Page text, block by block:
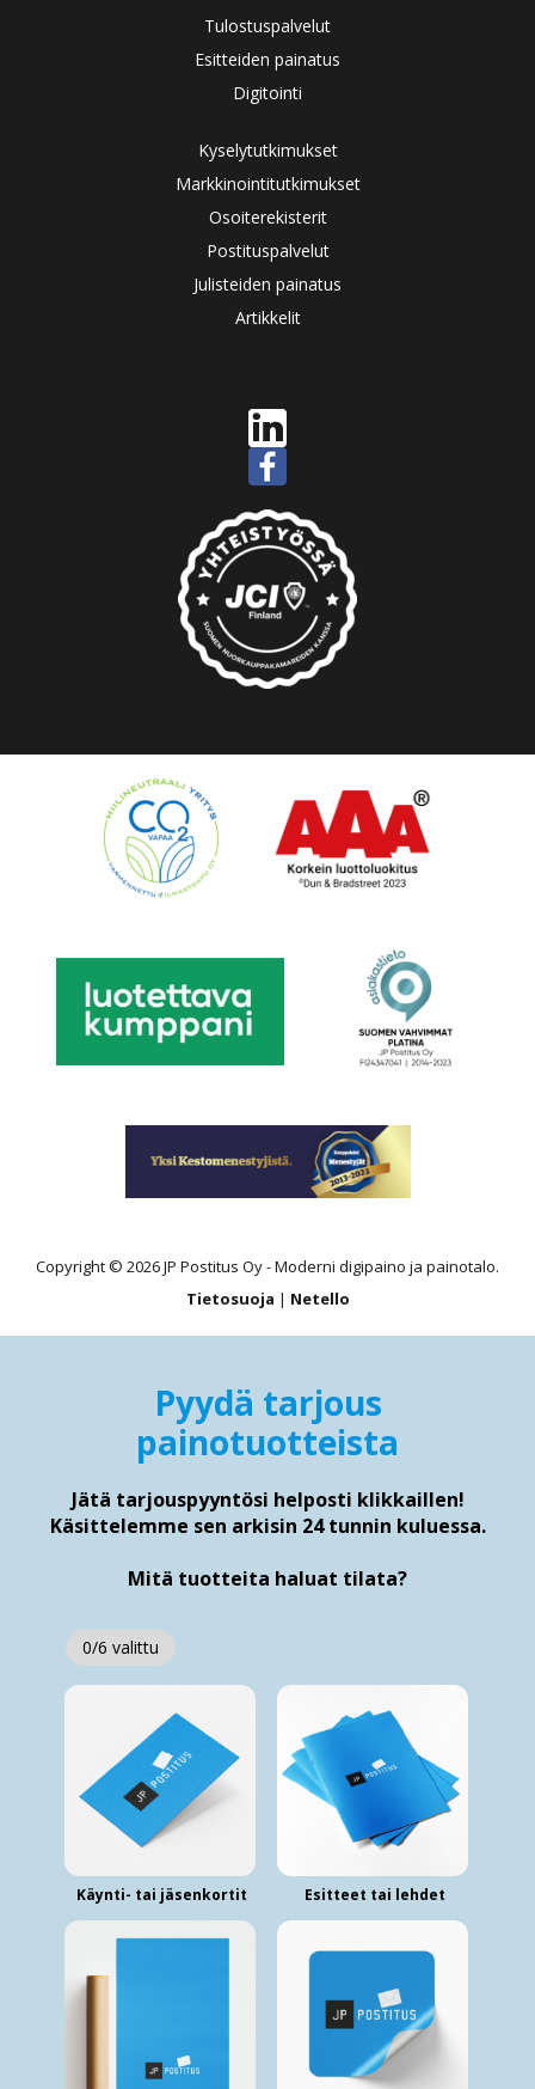
Tulostuspalvelut
Esitteiden painatus
Digitointi
Kyselytutkimukset
Markkinointitutkimukset
Osoiterekisterit
Postituspalvelut
Julisteiden painatus
Artikkelit
Copyright © 2026 JP Postitus Oy - Moderni digipaino ja painotalo.
Tietosuoja | Netello